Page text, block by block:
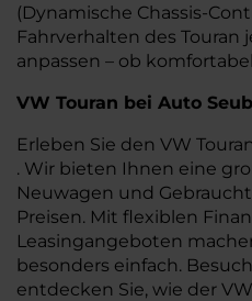
(Dynamische Chassis-
Fahrverhalten des Touran
anpassen – ob
VW Touran bei Auto
Erleben Sie den VW
. Wir bieten Ihnen eine
Neuwagen und
Preisen. Mit flexiblen
Leasingangeboten
besonders einfach.
entdecken Sie, wie der